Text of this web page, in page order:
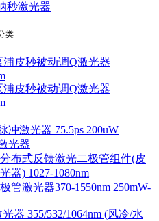
秒激光器
类
浦皮秒被动调Q激光器
浦皮秒被动调Q激光器
冲激光器 75.5ps 200uW
光器
布式反馈激光二极管组件(皮
器) 1027-1080nm
管激光器370-1550nm 250mW-
器 355/532/1064nm (风冷/水